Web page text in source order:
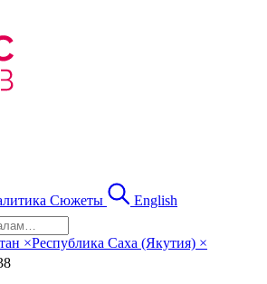
Сюжеты English
×Республика Саха (Якутия) ×